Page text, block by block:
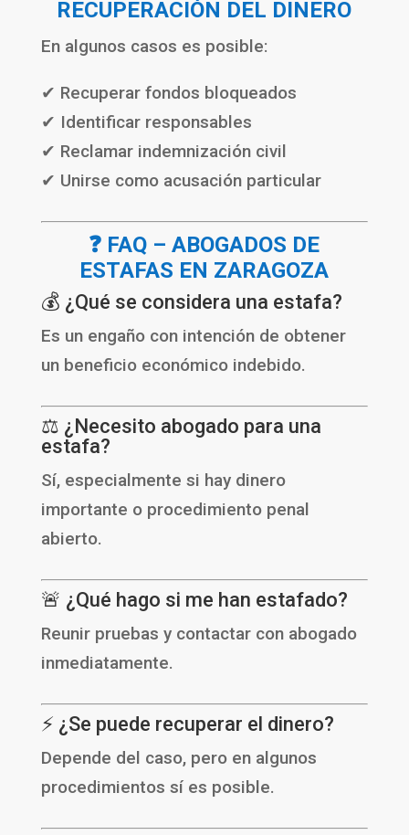
RECUPERACIÓN DEL DINERO
En algunos casos es posible:
✔ Recuperar fondos bloqueados
✔ Identificar responsables
✔ Reclamar indemnización civil
✔ Unirse como acusación particular
❓ FAQ – ABOGADOS DE
ESTAFAS EN ZARAGOZA
💰 ¿Qué se considera una estafa?
Es un engaño con intención de obtener
un beneficio económico indebido.
⚖️ ¿Necesito abogado para una
estafa?
Sí, especialmente si hay dinero
importante o procedimiento penal
abierto.
🚨 ¿Qué hago si me han estafado?
Reunir pruebas y contactar con abogado
inmediatamente.
⚡ ¿Se puede recuperar el dinero?
Depende del caso, pero en algunos
procedimientos sí es posible.